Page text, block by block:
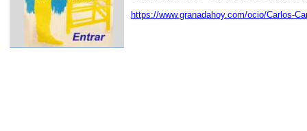
https://www.granadahoy.com/ocio/Carlos-